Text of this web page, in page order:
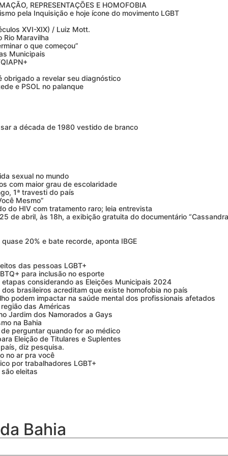
REPRESENTAÇÕES E HOMOFOBIA
pela Inquisição e hoje ícone do movimento LGBT
XVI-XIX) / Luiz Mott.
Rio Maravilha
o que começou”
Municipais
obrigado a revelar seu diagnóstico
e PSOL no palanque
a década de 1980 vestido de branco
sexual no mundo
com maior grau de escolaridade
1ª travesti do país
Mesmo”
do HIV com tratamento raro; leia entrevista
de abril, às 18h, a exibição gratuita do documentário
20% e bate recorde, aponta IBGE
das pessoas LGBT+
para inclusão no esporte
considerando as Eleições Municipais 2024
brasileiros acreditam que existe homofobia no país
podem impactar na saúde mental dos profissionais afetados
das Américas
Jardim dos Namorados a Gays
na Bahia
perguntar quando for ao médico
Eleição de Titulares e Suplentes
diz pesquisa.
no ar pra você
por trabalhadores LGBT+
eleitas
Bahia